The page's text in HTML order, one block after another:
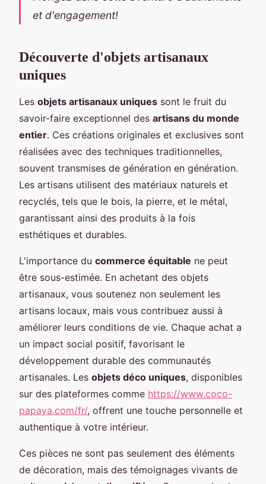
et d'engagement!
Découverte d'objets artisanaux
uniques
Les objets artisanaux uniques sont le fruit du
savoir-faire exceptionnel des artisans du monde
entier. Ces créations originales et exclusives sont
réalisées avec des techniques traditionnelles,
souvent transmises de génération en génération.
Les artisans utilisent des matériaux naturels et
recyclés, tels que le bois, la pierre, et le métal,
garantissant ainsi des produits à la fois
esthétiques et durables.
L'importance du commerce équitable ne peut
être sous-estimée. En achetant des objets
artisanaux, vous soutenez non seulement les
artisans locaux, mais vous contribuez aussi à
améliorer leurs conditions de vie. Chaque achat a
un impact social positif, favorisant le
développement durable des communautés
artisanales. Les objets déco uniques, disponibles
sur des plateformes comme https://www.coco-
papaya.com/fr/, offrent une touche personnelle et
authentique à votre intérieur.
Ces pièces ne sont pas seulement des éléments
de décoration, mais des témoignages vivants de